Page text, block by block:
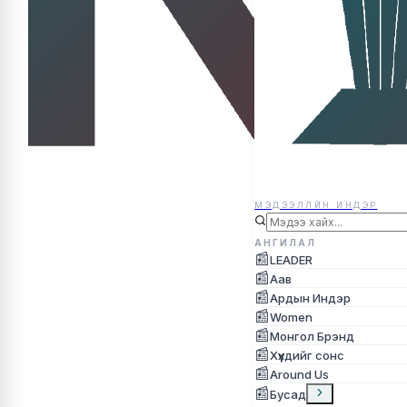
МЭДЭЭЛЛЙН ИНДЭР
АНГИЛАЛ
📰LEADER
📰Аав
📰Ардын Индэр
📰Women
📰Монгол Брэнд
📰Хүүхдийг сонс
📰Around Us
📰Бусад